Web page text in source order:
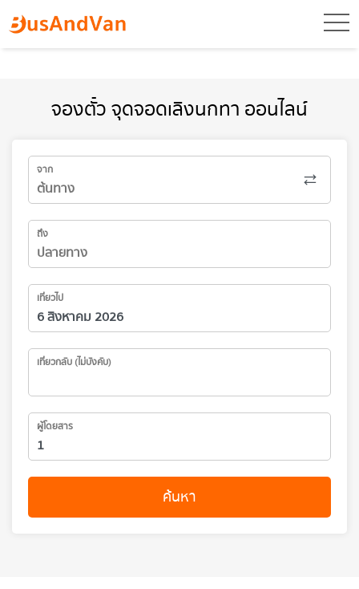
จองตั๋ว จุดจอดเลิงนกทา ออนไลน์
จาก
ถึง
เที่ยวไป
เที่ยวกลับ (ไม่บังคับ)
ผู้โดยสาร
ค้นหา